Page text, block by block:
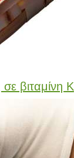
βιταμίνη Κ